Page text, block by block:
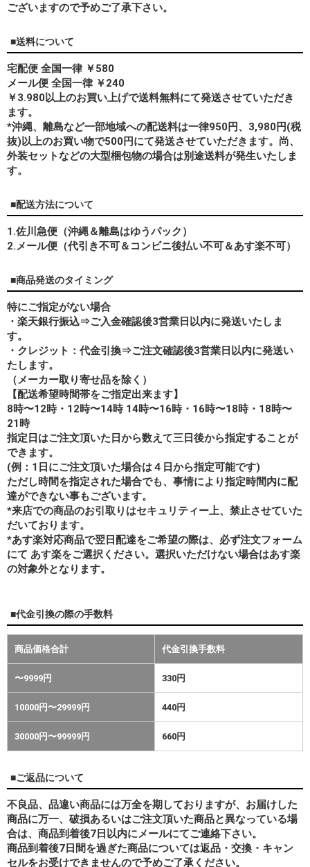
ございますので予めご了承下さい。
■送料について
宅配便 全国一律 ￥580
メール便 全国一律 ￥240
￥3.980以上のお買い上げで送料無料にて発送させていただき
ます。
*沖縄、離島など一部地域への配送料は一律950円、3,980円(税
抜)以上のお買い物で500円にて発送させていただきます。尚、
外装セットなどの大型梱包物の場合は別途送料が発生いたしま
す。
■配送方法について
1.佐川急便（沖縄＆離島はゆうパック）
2.メール便（代引き不可＆コンビニ後払い不可＆あす楽不可）
■商品発送のタイミング
特にご指定がない場合
・楽天銀行振込⇒ご入金確認後3営業日以内に発送いたしま
す。
・クレジット：代金引換⇒ご注文確認後3営業日以内に発送い
たします。
（メーカー取り寄せ品を除く）
【配送希望時間帯をご指定出来ます】
8時〜12時・12時〜14時 14時〜16時・16時〜18時・18時〜
21時
指定日はご注文頂いた日から数えて三日後から指定することが
できます。
(例：1日にご注文頂いた場合は４日から指定可能です)
ただし時間を指定された場合でも、事情により指定時間内に配
達ができない事もございます。
*来店での商品のお引取りはセキュリティー上、禁止させていた
だいております。
*あす楽対応商品で翌日配達をご希望の際は、必ず注文フォーム
にて あす楽をご選択ください。選択いただけない場合はあす楽
の対象外となります。
■代金引換の際の手数料
商品価格合計 代金引換手数料
〜9999円 330円
10000円〜29999円 440円
30000円〜99999円 660円
■ご返品について
不良品、品違い商品には万全を期しておりますが、お届けした
商品に万一、破損あるいはご注文頂いた商品と異なっている場
合は、商品到着後7日以内にメールにてご連絡下さい。
商品到着後7日間を過ぎた商品については返品・交換・キャン
セルをお受けできませんので予めご了承ください。